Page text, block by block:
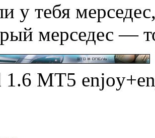
у тебя
мерседес —
1.6 MT5